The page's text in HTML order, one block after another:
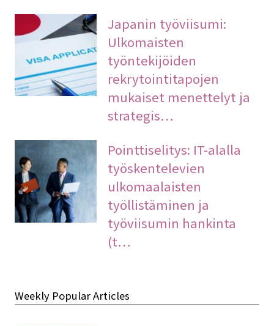
Japanin työviisumi:
Ulkomaisten
työntekijöiden
rekrytointitapojen
mukaiset menettelyt ja
strategis…
Pointtiselitys: IT-alalla
työskentelevien
ulkomaalaisten
työllistäminen ja
työviisumin hankinta
(t…
Weekly Popular Articles